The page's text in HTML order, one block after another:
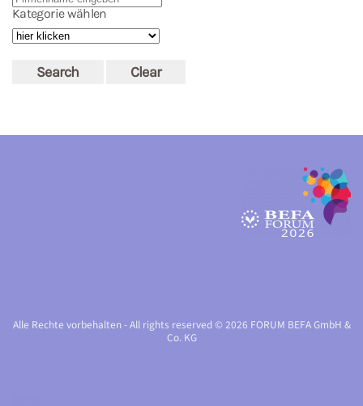
Kategorie wählen
Search Clear
Alle Rechte vorbehalten - All rights reserved © 2026 FORUM BEFA GmbH &
Co. KG